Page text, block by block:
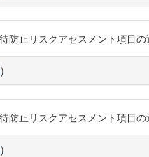
防止リスクアセスメント項
)
防止リスクアセスメント項
)